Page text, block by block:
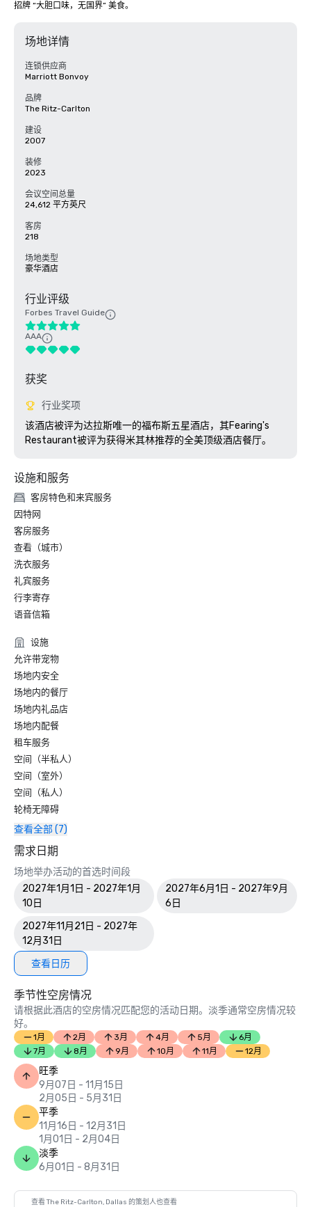
招牌 “大胆口味，无国界” 美食。
场地详情
连锁供应商
Marriott Bonvoy
品牌
The Ritz-Carlton
建设
2007
装修
2023
会议空间总量
24,612 平方英尺
客房
218
场地类型
豪华酒店
行业评级
Forbes Travel Guide
AAA
获奖
行业奖项
该酒店被评为达拉斯唯一的福布斯五星酒店，其Fearing's
设施和服务
客房特色和来宾服务
因特网
客房服务
查看（城市）
洗衣服务
礼宾服务
行李寄存
语音信箱
设施
允许带宠物
场地内安全
场地内的餐厅
场地内礼品店
场地内配餐
租车服务
空间（半私人）
空间（室外）
空间（私人）
轮椅无障碍
查看全部 (7)
需求日期
场地举办活动的首选时间段
2027年1月1日 - 2027年1月
10日
2027年6月1日 - 2027年9月
6日
2027年11月21日 - 2027年
12月31日
查看日历
季节性空房情况
请根据此酒店的空房情况匹配您的活动日期。淡季通常空房情况较
好。
1月 2月 3月 4月 5月
6月
7月
8月 9月 10月 11月 12月
旺季
9月07日 - 11月15日
2月05日 - 5月31日
平季
11月16日 - 12月31日
1月01日 - 2月04日
淡季
6月01日 - 8月31日
查看 The Ritz-Carlton, Dallas 的策划人也查看